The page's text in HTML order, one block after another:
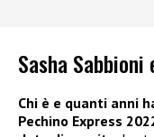
Sasha
Chi è e quanti anni
Pechino Express